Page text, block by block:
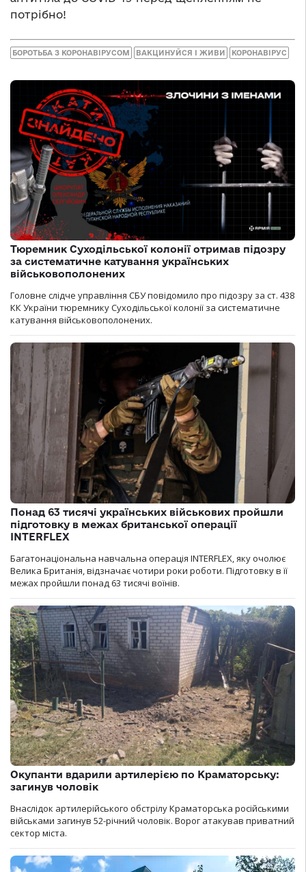
потрібно!
БОРОТЬБА З КОРОНАВІРУСОМ ВАКЦИНУЙСЯ І ЖИВИ КОРОНАВІРУС
Тюремник Суходільської колонії отримав підозру
за систематичне катування українських
військовополонених
Головне слідче управління СБУ повідомило про підозру за ст. 438
КК України тюремнику Суходільської колонії за систематичне
катування військовополонених.
Понад 63 тисячі українських військових пройшли
підготовку в межах британської операції
INTERFLEX
Багатонаціональна навчальна операція INTERFLEX, яку очолює
Велика Британія, відзначає чотири роки роботи. Підготовку в її
межах пройшли понад 63 тисячі воїнів.
Окупанти вдарили артилерією по Краматорську:
загинув чоловік
Внаслідок артилерійського обстрілу Краматорська російськими
військами загинув 52-річний чоловік. Ворог атакував приватний
сектор міста.